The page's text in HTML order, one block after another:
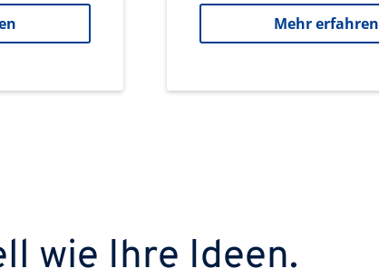
Mehr erfahren
wie Ihre Ideen.